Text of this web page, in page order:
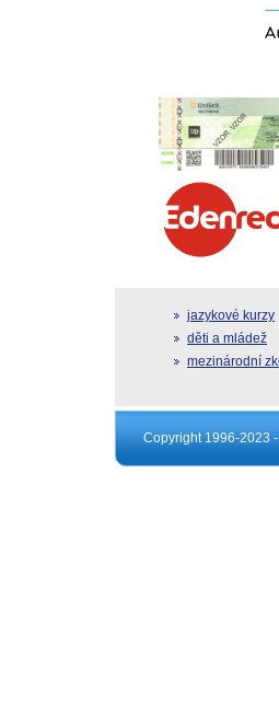
jazykové kurzy
děti a mládež
mezinárodní
Copyright 1996-2023 -